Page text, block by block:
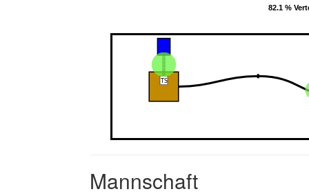
82.1 %
82.1 %
Mannschaft